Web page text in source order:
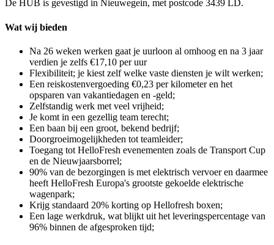
De HUB is gevestigd in Nieuwegein, met postcode 3439 LD.
Wat wij bieden
Na 26 weken werken gaat je uurloon al omhoog en na 3 jaar
verdien je zelfs €17,10 per uur
Flexibiliteit; je kiest zelf welke vaste diensten je wilt werken;
Een reiskostenvergoeding €0,23 per kilometer en het
opsparen van vakantiedagen en -geld;
Zelfstandig werk met veel vrijheid;
Je komt in een gezellig team terecht;
Een baan bij een groot, bekend bedrijf;
Doorgroeimogelijkheden tot teamleider;
Toegang tot HelloFresh evenementen zoals de Transport Cup
en de Nieuwjaarsborrel;
90% van de bezorgingen is met elektrisch vervoer en daarmee
heeft HelloFresh Europa's grootste gekoelde elektrische
wagenpark;
Krijg standaard 20% korting op Hellofresh boxen;
Een lage werkdruk, wat blijkt uit het leveringspercentage van
96% binnen de afgesproken tijd;